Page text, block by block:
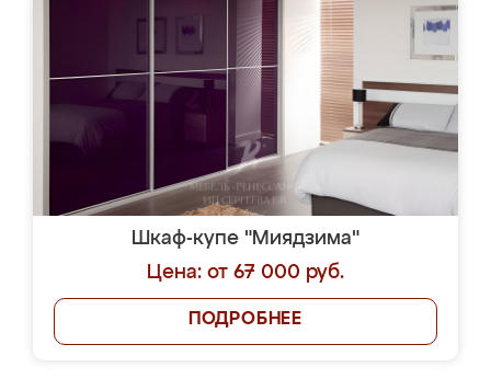
Шкаф-купе "Миядзима"
Цена: от 67 000 руб.
ПОДРОБНЕЕ